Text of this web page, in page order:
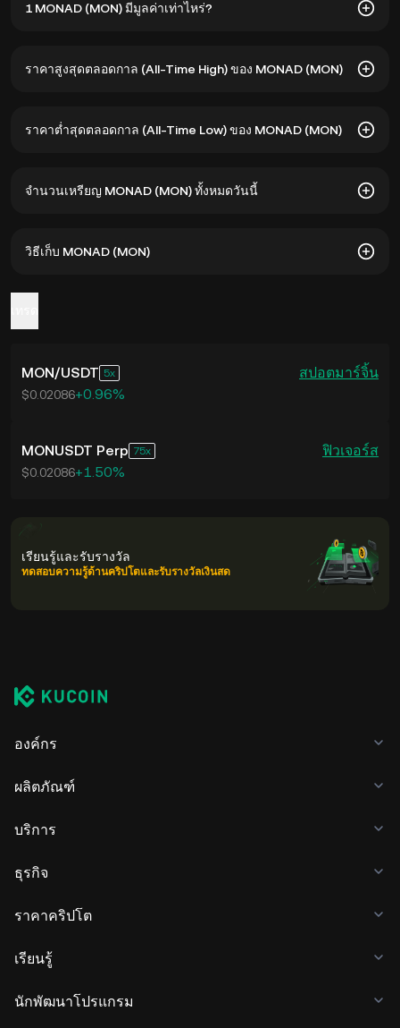
1 MONAD (MON) มีมูลค่าเท่าไหร่?
MONAD (MON) ซึ่งราคา MONAD จะได้รับผลกระทบจากอุปสงค์
ราคาสูงสุดตลอดกาล (All-Time High) ของ MONAD (MON)
ส่วนราคา MON วันนี้ ต่ำกว่าจุดสูงสุดราว 57.16%
ราคาต่ำสุดตลอดกาล (All-Time Low) ของ MONAD (MON)
ส่วนราคา MON วันนี้ สูงกว่าจุดนั้นประมาณ 29.35%
จำนวนเหรียญ MONAD (MON) ทั้งหมดวันนี้
อุปทานสูงสุด 114.17B MON
วิธีเก็บ MONAD (MON)
ง่าย แต่หากต้องการถือครองสินทรัพย์ด้วยตนเอง ก็สามารถเลือกใช้
วอลเล็ตแบบ self-custody ได้ ทั้งในรูปแบบแอปมือถือ
ที่เหมาะสมกับตนเอง เพื่อให้ทั้งความสะดวกและความปลอดภัยไป
ด้วยกัน
MON/USDT 5 สปอตมาร์จิ้น
$0.02086+0.96%
MONUSDT Perp 75 ฟิวเจอร์ส
$0.02086+1.50%
เรียนรู้และรับรางวัล
ทดสอบความรู้ด้านคริปโตและรับรางวัลเงินสด
องค์กร
ผลิตภัณฑ์
บริการ
ธุรกิจ
ราคาคริปโต
เรียนรู้
นักพัฒนาโปรแกรม